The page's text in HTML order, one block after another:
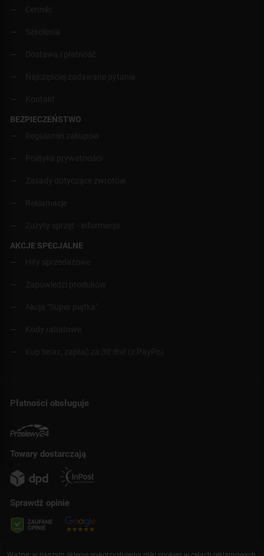
BEZPIECZEŃSTWO
AKCJE SPECJALNE
Płatności obsługuje
Towary dostarczają
Sprawdź opinie